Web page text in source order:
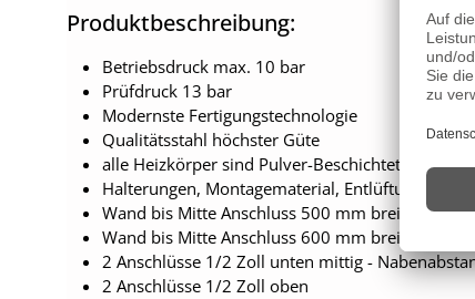
Produktbeschreibung:
Betriebsdruck max. 10 bar
Prüfdruck 13 bar
Modernste Fertigungstechnologie
Qualitätsstahl höchster Güte
alle Heizkörper sind Pulver-Beschichtet
Halterungen, Montagematerial, Entlüftungs-
Wand bis Mitte Anschluss 500 mm breit 53-63
Wand bis Mitte Anschluss 600 mm breit 32-42
2 Anschlüsse 1/2 Zoll unten mittig -
2 Anschlüsse 1/2 Zoll oben